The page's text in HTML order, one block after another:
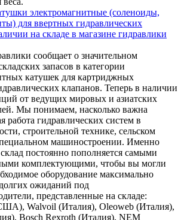
электромагнитные (соленоиды,
для ввертных гидравлических
на складе в магазине гидравлики
сообщает о значительном
запасов в категории
катушек для картриджных
клапанов. Теперь в наличии
от ведущих мировых и азиатских
Мы понимаем, насколько важна
работа гидравлических систем в
строительной технике, сельском
машиностроении. Именно
постоянно пополняется самыми
комплектующими, чтобы вы могли
оборудование максимально
ожиданий под
представленные на складе:
Walvoil (Италия), Oleoweb (Италия),
Bosch Rexroth (Италия), NEM